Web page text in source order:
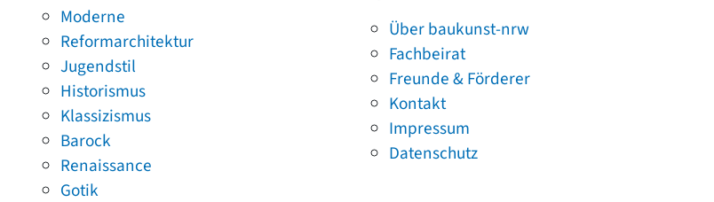
Moderne
Reformarchitektur
Jugendstil
Historismus
Klassizismus
Barock
Renaissance
Gotik
Über baukunst-nrw
Fachbeirat
Freunde & Förderer
Kontakt
Impressum
Datenschutz